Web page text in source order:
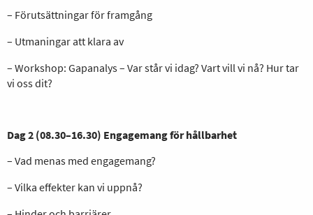
– Förutsättningar för framgång
– Utmaningar att klara av
– Workshop: Gapanalys – Var står vi idag? Vart vill vi nå? Hur tar
vi oss dit?
Dag 2 (08.30–16.30) Engagemang för hållbarhet
– Vad menas med engagemang?
– Vilka effekter kan vi uppnå?